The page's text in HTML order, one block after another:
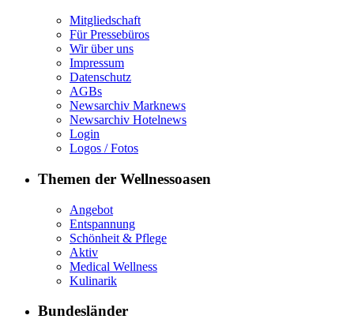
Mitgliedschaft
Für Pressebüros
Wir über uns
Impressum
Datenschutz
AGBs
Newsarchiv Marknews
Newsarchiv Hotelnews
Login
Logos / Fotos
Themen der Wellnessoasen
Angebot
Entspannung
Schönheit & Pflege
Aktiv
Medical Wellness
Kulinarik
Bundesländer